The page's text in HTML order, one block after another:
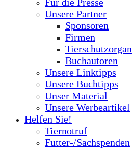
Unsere Partner
Sponsoren
Firmen
Buchautoren
Unsere Linktipps
Unsere Buchtipps
Unser Material
Unsere Werbeartikel
Helfen Sie!
Tiernotruf
Futter-/Sachspenden